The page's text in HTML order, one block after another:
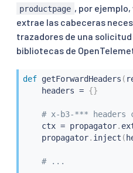
productpage , por
extrae las cabeceras
trazadores de una
bibliotecas de
def getForwardHeaders (
    headers
= {}
# x-b3-*** headers
    ctx
= propagator.
    propagator
. inject (
# ...